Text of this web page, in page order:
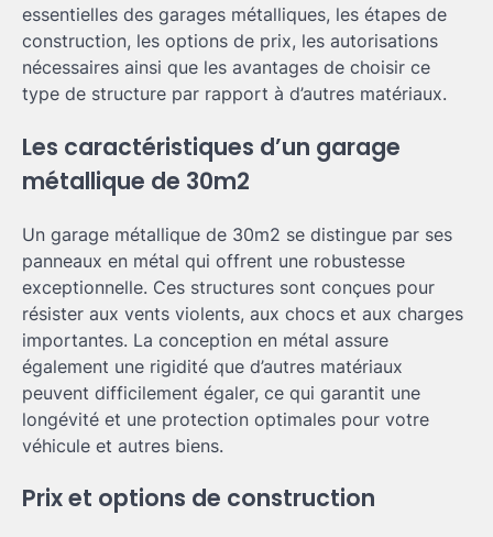
essentielles des garages métalliques, les étapes de
construction, les options de prix, les autorisations
nécessaires ainsi que les avantages de choisir ce
type de structure par rapport à d’autres matériaux.
Les caractéristiques d’un garage
métallique de 30m2
Un garage métallique de 30m2 se distingue par ses
panneaux en métal qui offrent une robustesse
exceptionnelle. Ces structures sont conçues pour
résister aux vents violents, aux chocs et aux charges
importantes. La conception en métal assure
également une rigidité que d’autres matériaux
peuvent difficilement égaler, ce qui garantit une
longévité et une protection optimales pour votre
véhicule et autres biens.
Prix et options de construction